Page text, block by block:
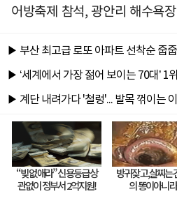
어방축제 참석, 광안리 해수욕장